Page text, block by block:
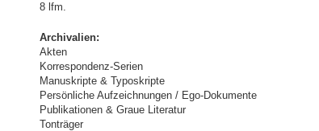
8 lfm.
Archivalien:
Akten
Korrespondenz-Serien
Manuskripte & Typoskripte
Persönliche Aufzeichnungen / Ego-Dokumente
Publikationen & Graue Literatur
Tonträger